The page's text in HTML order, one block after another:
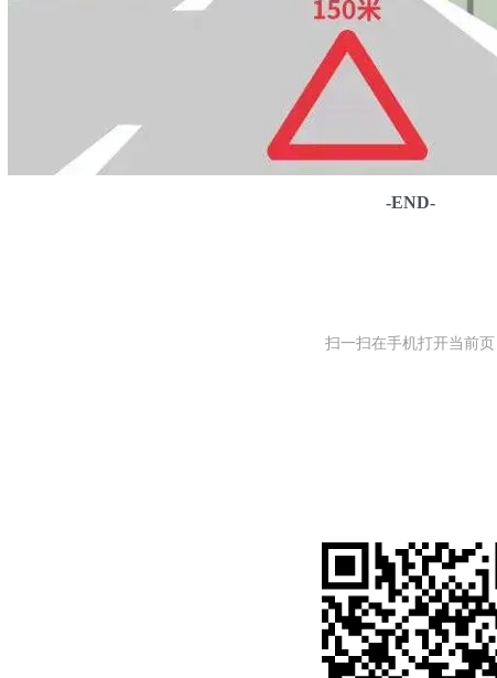
-END-
扫一扫在手机打开当前页